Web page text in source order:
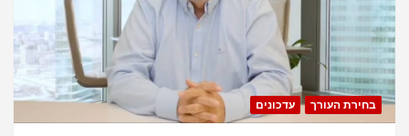
בחירת העורך עדכונים